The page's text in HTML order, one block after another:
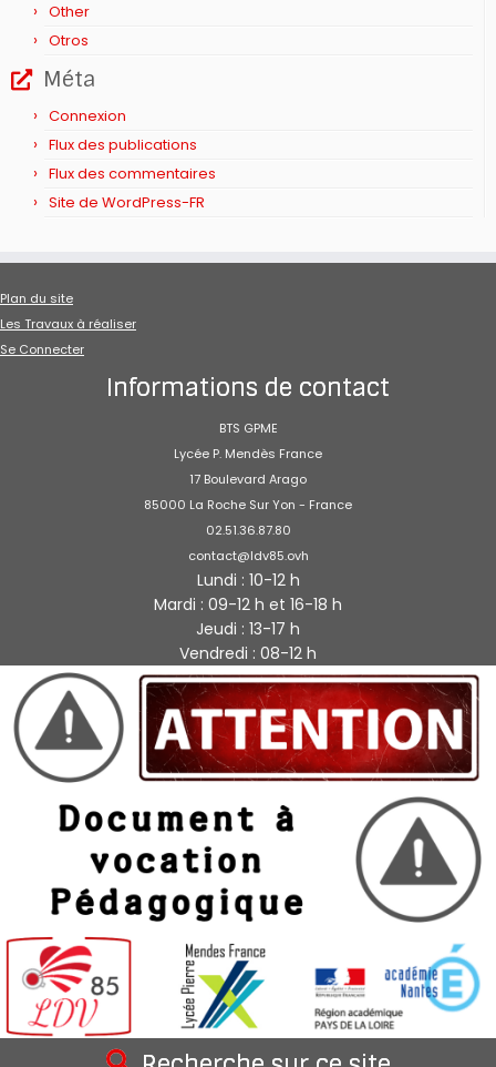
Other
Otros
Méta
Connexion
Flux des publications
Flux des commentaires
Site de WordPress-FR
Plan du site
Les Travaux à réaliser
Se Connecter
Informations de contact
BTS GPME
Lycée P. Mendès France
17 Boulevard Arago
85000 La Roche Sur Yon - France
02.51.36.87.80
contact@ldv85.ovh
Lundi : 10-12 h
Mardi : 09-12 h et 16-18 h
Jeudi : 13-17 h
Vendredi : 08-12 h